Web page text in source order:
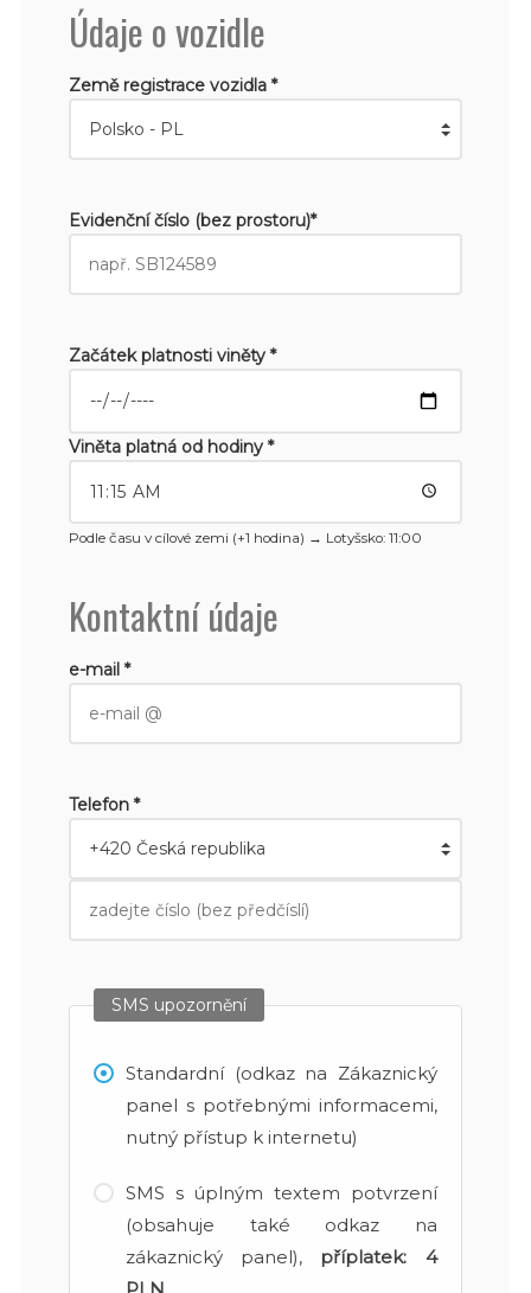
Údaje o vozidle
Země registrace vozidla *
Evidenční číslo (bez prostoru)*
Začátek platnosti viněty *
Viněta platná od hodiny *
Podle času v cílové zemi (+1 hodina) → Lotyšsko: 11:00
Kontaktní údaje
e-mail *
Telefon *
SMS upozornění
Standardní (odkaz na Zákaznický
panel s potřebnými informacemi,
nutný přístup k internetu)
SMS s úplným textem potvrzení
(obsahuje také odkaz na
zákaznický panel), příplatek: 4